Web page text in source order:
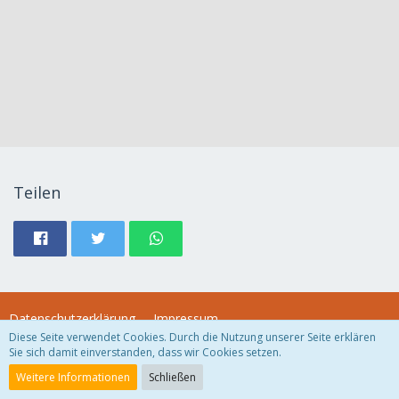
Teilen
Datenschutzerklärung Impressum
Community-Software:
Diese Seite verwendet Cookies. Durch die Nutzung unserer Seite erklären
Sie sich damit einverstanden, dass wir Cookies setzen.
Weitere Informationen
Schließen